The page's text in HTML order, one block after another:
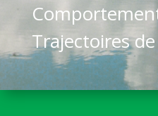
Trajectoires